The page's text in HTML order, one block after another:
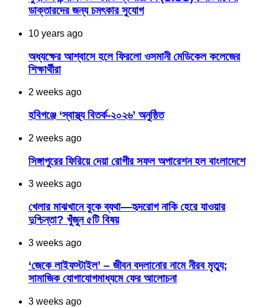
ডাক্তারদের জন্য চমৎকার সুযোগ
10 years ago
অধ্যক্ষের আশ্বাসে হলে ফিরলো ওসমানী মেডিকেল কলেজের
শিক্ষার্থীরা
2 weeks ago
হবিগঞ্জে ‘স্বাস্থ্য বিতর্ক-২০২৬’ অনুষ্ঠিত
2 weeks ago
সিঙ্গাপুরের ফিরিয়ে দেয়া রোগীর সফল অপারেশন হল বাংলাদেশে
3 weeks ago
খেলার মাঝখানে বুকে ব্যথা—হৃদরোগ নাকি হেরে যাওয়ার
দুশ্চিন্তা? খুঁজুন ৫টি বিষয়
3 weeks ago
‘জেকে লাইফস্টাইল’ – জীবন বদলানোর নামে নীরব মৃত্যু;
সামাজিক যোগাযোগমাধ্যমে ফের আলোচনা
3 weeks ago